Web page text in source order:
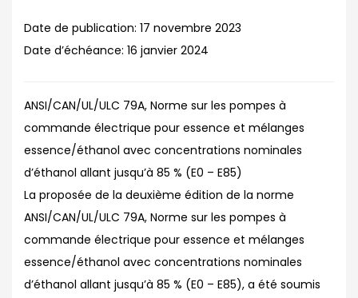
Date de publication: 17 novembre 2023
Date d’échéance: 16 janvier 2024
ANSI/CAN/UL/ULC 79A, Norme sur les pompes à
commande électrique pour essence et mélanges
essence/éthanol avec concentrations nominales
d’éthanol allant jusqu’à 85 % (E0 – E85)
La proposée de la deuxième édition de la norme
ANSI/CAN/UL/ULC 79A, Norme sur les pompes à
commande électrique pour essence et mélanges
essence/éthanol avec concentrations nominales
d’éthanol allant jusqu’à 85 % (E0 – E85), a été soumis